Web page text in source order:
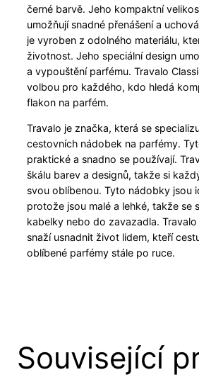
černé barvě. Jeho kompaktní
umožňují snadné přenášení a
je vyroben z odolného materiálu,
životnost. Jeho speciální design
a vypouštění parfému. Travalo
volbou pro každého, kdo hledá
flakon na parfém.
Travalo je značka, která se
cestovních nádobek na parfémy.
praktické a snadno se používají.
škálu barev a designů, takže si
svou oblíbenou. Tyto nádobky jsou
protože jsou malé a lehké, takže se
kabelky nebo do zavazadla.
snaží usnadnit život lidem, kteří
oblíbené parfémy stále po ruce.
Související